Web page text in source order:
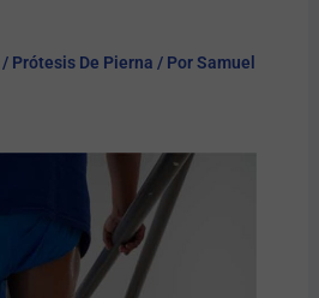
/ Prótesis De Pierna / PorSamuel